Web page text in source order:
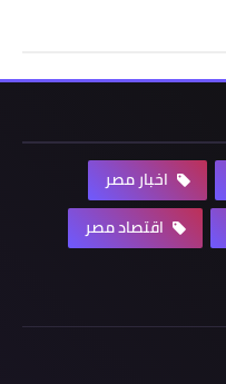
اخبار مصر
اقتصاد مصر